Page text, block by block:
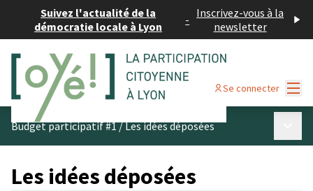
Suivez l'actualité de la
démocratie locale à Lyon
- Inscrivez-vous à la
newsletter
Se connecter
Budget participatif #1/Les idées déposées
Les idées déposées